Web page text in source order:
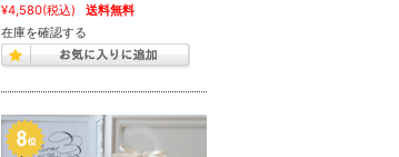
¥4,580(税込)
送料無料
在庫を確認する